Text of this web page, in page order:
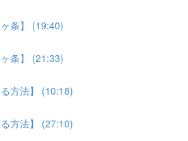
条】 (19:40)
条】 (21:33)
方法】 (10:18)
方法】 (27:10)